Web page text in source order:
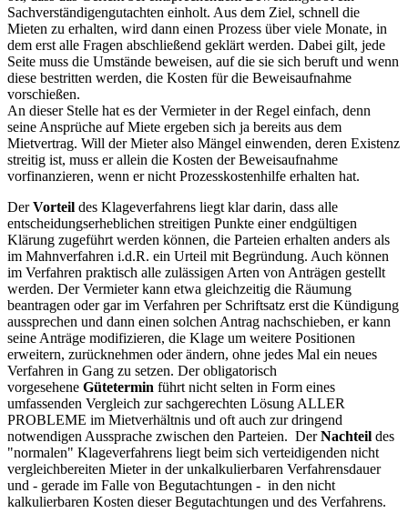
Sachverständigengutachten einholt. Aus dem Ziel, schnell die
Mieten zu erhalten, wird dann einen Prozess über viele Monate, in
dem erst alle Fragen abschließend geklärt werden. Dabei gilt, jede
Seite muss die Umstände beweisen, auf die sie sich beruft und wenn
diese bestritten werden, die Kosten für die Beweisaufnahme
vorschießen.
An dieser Stelle hat es der Vermieter in der Regel einfach, denn
seine Ansprüche auf Miete ergeben sich ja bereits aus dem
Mietvertrag. Will der Mieter also Mängel einwenden, deren Existenz
streitig ist, muss er allein die Kosten der Beweisaufnahme
vorfinanzieren, wenn er nicht Prozesskostenhilfe erhalten hat.
DerVorteil des Klageverfahrens liegt klar darin, dass alle
entscheidungserheblichen streitigen Punkte einer endgültigen
Klärung zugeführt werden können, die Parteien erhalten anders als
im Mahnverfahren i.d.R. ein Urteil mit Begründung. Auch können
im Verfahren praktisch alle zulässigen Arten von Anträgen gestellt
werden. Der Vermieter kann etwa gleichzeitig die Räumung
beantragen oder gar im Verfahren per Schriftsatz erst die Kündigung
aussprechen und dann einen solchen Antrag nachschieben, er kann
seine Anträge modifizieren, die Klage um weitere Positionen
erweitern, zurücknehmen oder ändern, ohne jedes Mal ein neues
Verfahren in Gang zu setzen. Der obligatorisch
vorgesehene Gütetermin führt nicht selten in Form eines
umfassenden Vergleich zur sachgerechten Lösung ALLER
PROBLEME im Mietverhältnis und oft auch zur dringend
notwendigen Aussprache zwischen den Parteien. DerNachteil des
"normalen" Klageverfahrens liegt beim sich verteidigenden nicht
vergleichbereiten Mieter in der unkalkulierbaren Verfahrensdauer
und - gerade im Falle von Begutachtungen - in den nicht
kalkulierbaren Kosten dieser Begutachtungen und des Verfahrens.